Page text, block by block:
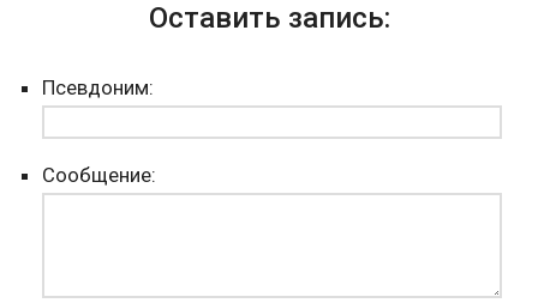
Оставить запись:
Псевдоним:
Сообщение: